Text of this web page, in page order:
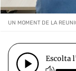
UN MOMENT DE LA
Escolta